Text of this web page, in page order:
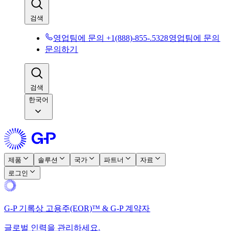
검색​​
영업팀에 문의 +1(888)-855-.5328​​영업팀에 문의​​
문의하기​​
검색​​
한국어
제품​​ 솔루션​​ 국가​​ 파트너​​
자료​​
로그인​​
G-P 기록상 고용주(EOR)™ & G-P 계약자​​
글로벌 인력을 관리하세요.​​